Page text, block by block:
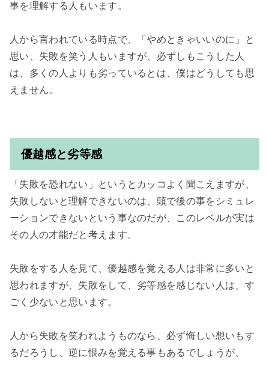
事を理解する人もいます。
人から言われている時点で、「やめときゃいいのに」と
思い、失敗を笑う人もいますが、必ずしもこうした人
は、多くの人よりも劣っているとは、僕はどうしても思
えません。
優越感と劣等感
「失敗を恐れない」というとカッコよく聞こえますが、
失敗しないと理解できないのは、頭で後の事をシミュレ
ーションできないという事なのだが、このレベルが実は
その人の才能だと考えます。
失敗をする人を見て、優越感を覚える人は非常に多いと
思われますが、失敗をして、劣等感を感じない人は、す
ごく少ないと思います。
人から失敗を笑われようものなら、必ず悔しい想いもす
るだろうし、逆に恨みを覚える事もあるでしょうが、